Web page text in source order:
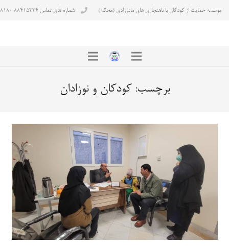
موسسه حمایت از کودکان با ناهنجاری های مادرزادی (محکم) شماره های تماس ۸۸۴۱۵۳۳۴ ۸۸۴۳۸۱۸۰
برچسب:کودکان و نوزادان